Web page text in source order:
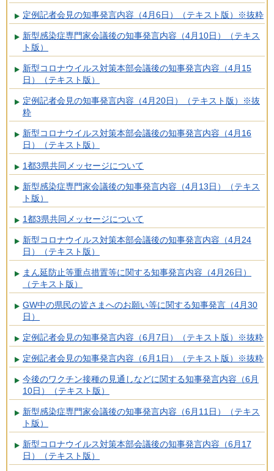
定例記者会見の知事発言内容（4月6日）（テキスト版）※抜粋
新型感染症専門家会議後の知事発言内容（4月10日）（テキス
ト版）
新型コロナウイルス対策本部会議後の知事発言内容（4月15
日）（テキスト版）
定例記者会見の知事発言内容（4月20日）（テキスト版）※抜
粋
新型コロナウイルス対策本部会議後の知事発言内容（4月16
日）（テキスト版）
1都3県共同メッセージについて
新型感染症専門家会議後の知事発言内容（4月13日）（テキス
ト版）
1都3県共同メッセージについて
新型コロナウイルス対策本部会議後の知事発言内容（4月24
日）（テキスト版）
まん延防止等重点措置等に関する知事発言内容（4月26日）
（テキスト版）
GW中の県民の皆さまへのお願い等に関する知事発言（4月30
日）
定例記者会見の知事発言内容（6月7日）（テキスト版）※抜粋
定例記者会見の知事発言内容（6月1日）（テキスト版）※抜粋
今後のワクチン接種の見通しなどに関する知事発言内容（6月
10日）（テキスト版）
新型感染症専門家会議後の知事発言内容（6月11日）（テキス
ト版）
新型コロナウイルス対策本部会議後の知事発言内容（6月17
日）（テキスト版）